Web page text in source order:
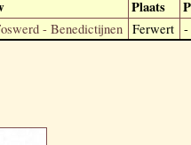
Plaats
- Benedictijnen Ferwert -